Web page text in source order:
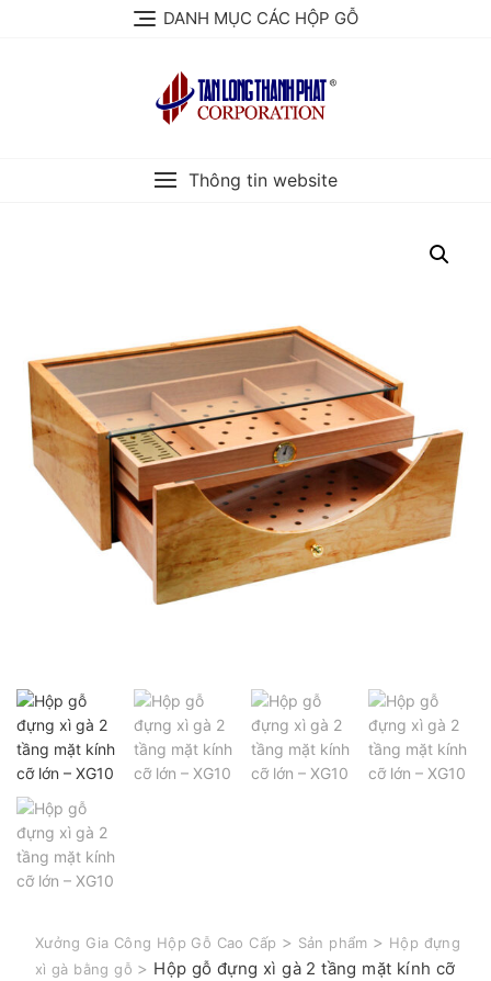
DANH MỤC CÁC HỘP GỖ
Thông tin website
Xưởng Gia Công Hộp Gỗ Cao Cấp > Sản phẩm > Hộp đựng
xì gà bằng gỗ > Hộp gỗ đựng xì gà 2 tầng mặt kính cỡ